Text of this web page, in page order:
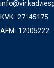
KVK: 27145175
AFM: 12005222